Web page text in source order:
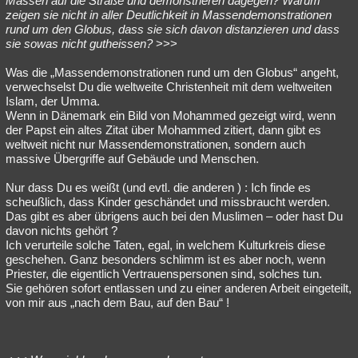
zeigen sie nicht in aller Deutlichkeit in Massendemonstrationen
rund um den Globus, dass sie sich davon distanzieren und dass
sie sowas nicht gutheissen?>>>
Was die „Massendemonstrationen rund um den Globus“ angeht,
verwechselst Du die weltweite Christenheit mit dem weltweiten
Islam, der Umma.
Wenn in Dänemark ein Bild von Mohammed gezeigt wird, wenn
der Papst ein altes Zitat über Mohammed zitiert, dann gibt es
weltweit nicht nur Massendemonstrationen, sondern auch
massive Übergriffe auf Gebäude und Menschen.
Nur dass Du es weißt (und evtl. die anderen ) : Ich finde es
scheußlich, dass Kinder geschändet und missbraucht werden.
Das gibt es aber übrigens auch bei den Muslimen – oder hast Du
davon nichts gehört ?
Ich verurteile solche Taten, egal, in welchem Kulturkreis diese
geschehen. Ganz besonders schlimm ist es aber noch, wenn
Priester, die eigentlich Vertrauenspersonen sind, solches tun.
Sie gehören sofort entlassen und zu einer anderen Arbeit eingeteilt,
von mir aus „nach dem Bau, auf den Bau“ !